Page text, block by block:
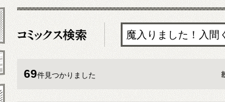
69件見つかりました